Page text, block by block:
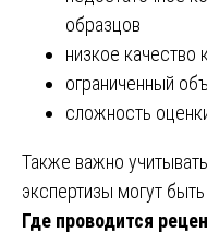
образцов
низкое качество
ограниченный
сложность
Также важно
экспертизы могут
Где проводится